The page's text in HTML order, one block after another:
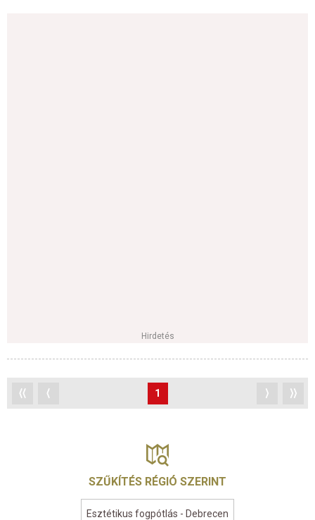
Hirdetés
⟨⟨ ⟨ 1 ⟩ ⟩⟩
SZŰKÍTÉS RÉGIÓ SZERINT
Esztétikus fogpótlás - Debrecen